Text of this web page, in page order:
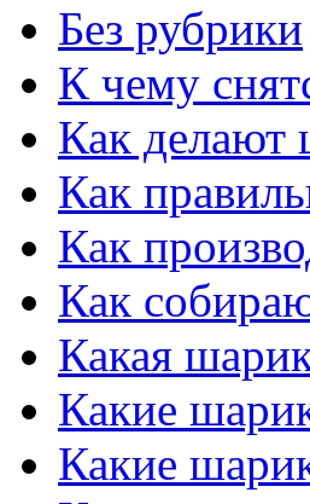
Без рубрики
К чему
Как делают
Как
Как
Как
Какая
Какие
Какие